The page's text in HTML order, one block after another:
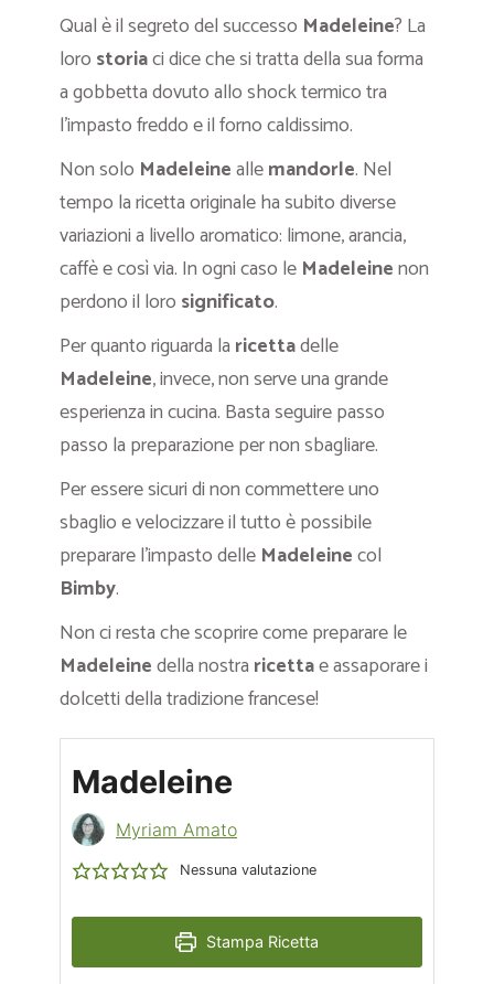
Qual è il segreto del successo Madeleine? La
loro storiaci dice che si tratta della sua forma
a gobbetta dovuto allo shock termico tra
l’impasto freddo e il forno caldissimo.
Non solo Madeleineallemandorle. Nel
tempo la ricetta originale ha subito diverse
variazioni a livello aromatico: limone, arancia,
caffè e così via. In ogni caso le Madeleinenon
perdono il loro significato.
Per quanto riguarda la ricettadelle
Madeleine, invece, non serve una grande
esperienza in cucina. Basta seguire passo
passo la preparazione per non sbagliare.
Per essere sicuri di non commettere uno
sbaglio e velocizzare il tutto è possibile
preparare l’impasto delle Madeleinecol
Bimby.
Non ci resta che scoprire come preparare le
Madeleinedella nostra ricettae assaporare i
dolcetti della tradizione francese!
Madeleine
Myriam Amato
Nessuna valutazione
Stampa Ricetta